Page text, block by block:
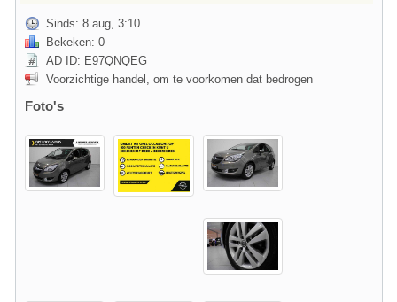
Sinds: 8 aug, 3:10
Bekeken: 0
AD ID: E97QNQEG
Voorzichtige handel, om te voorkomen dat bedrogen
Foto's